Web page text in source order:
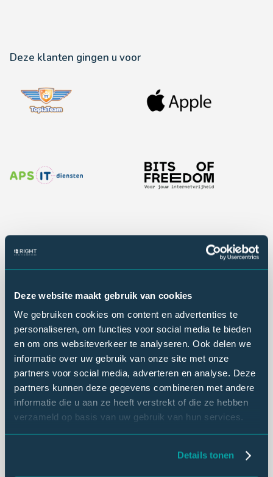
Deze website maakt gebruik van cookies
We gebruiken cookies om content en advertenties te
personaliseren, om functies voor social media te bieden
en om ons websiteverkeer te analyseren. Ook delen we
informatie over uw gebruik van onze site met onze
partners voor social media, adverteren en analyse. Deze
partners kunnen deze gegevens combineren met andere
informatie die u aan ze heeft verstrekt of die ze hebben
verzameld op basis van uw gebruik van hun services.
Details tonen
Deze klanten gingen u voor